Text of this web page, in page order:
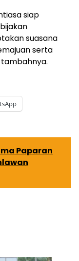
siap
suasana
serta
Paparan